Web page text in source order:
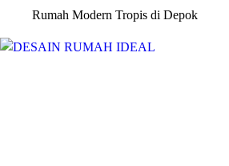
Rumah Modern Tropis di Depok